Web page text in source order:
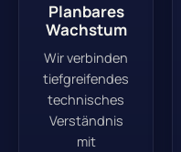
Planbares
Wachstum
Wir verbinden
tiefgreifendes
technisches
Verständnis
mit